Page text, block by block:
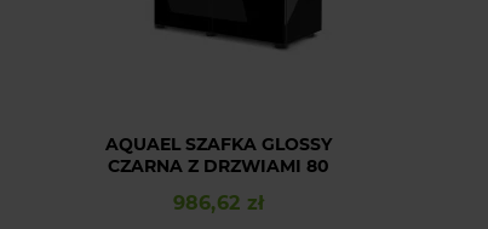
AQUAEL SZAFKA GLOSSY
CZARNA Z DRZWIAMI 80
Cena
986,62 zł